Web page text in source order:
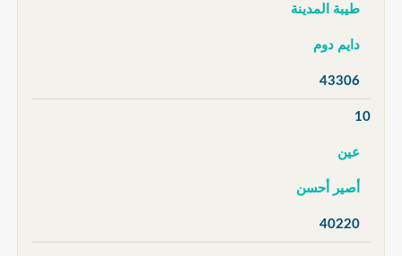
طيبة المدينة
دايم دوم
43306
10
عين
أصير أحسن
40220